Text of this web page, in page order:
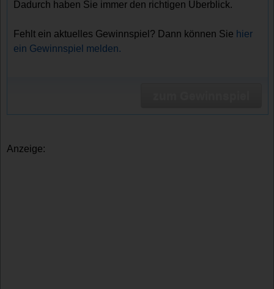
Dadurch haben Sie immer den richtigen Überblick.
Fehlt ein aktuelles Gewinnspiel? Dann können Sie hier
ein Gewinnspiel melden.
Anzeige: